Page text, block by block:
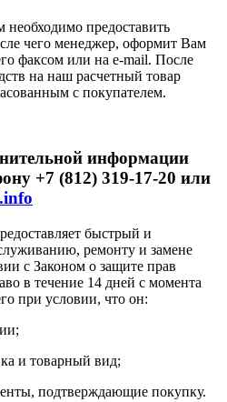
предоставить
чего менеджер, оформит Вам
факсом или на e-mail. После
на наш расчетный товар
с покупателем.
информации
+7 (812) 319-17-20 или
быстрый и
ремонту и замене
с Законом о защите прав
в течение 14 дней с момента
при условии, что он:
и товарный вид;
подтверждающие покупку.